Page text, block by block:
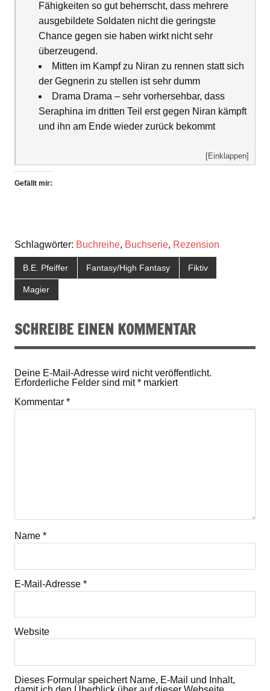
Fähigkeiten so gut beherrscht, dass mehrere
ausgebildete Soldaten nicht die geringste
Chance gegen sie haben wirkt nicht sehr
überzeugend.
Mitten im Kampf zu Niran zu rennen statt sich
der Gegnerin zu stellen ist sehr dumm
Drama Drama – sehr vorhersehbar, dass
Seraphina im dritten Teil erst gegen Niran kämpft
und ihn am Ende wieder zurück bekommt
[Einklappen]
Gefällt mir:
Schlagwörter: Buchreihe, Buchserie, Rezension
B.E. Pfeiffer Fantasy/High Fantasy Fiktiv
Magier
SCHREIBE EINEN KOMMENTAR
Deine E-Mail-Adresse wird nicht veröffentlicht.
Erforderliche Felder sind mit* markiert
Kommentar *
Name *
E-Mail-Adresse *
Website
Dieses Formular speichert Name, E-Mail und Inhalt,